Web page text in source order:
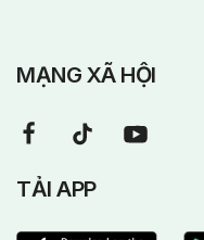
MẠNG XÃ HỘI
TẢI APP